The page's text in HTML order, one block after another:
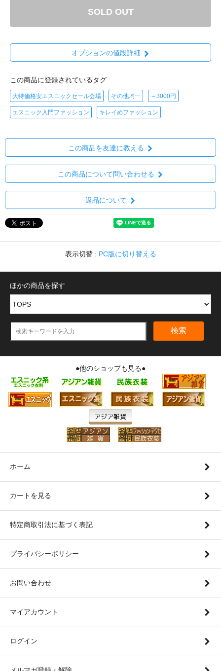
SOLD OUT
オプションの値段詳細
この商品に登録されているタグ
大特価格安エスニックセール会場 その他均一 ～3000円
エスニック入門ファッション キレイめファッション
この商品を友達に教える
この商品について問い合わせる
返品について
表示切替 : PC版に切り替える
ほかの商品を探す
検索
●他のショップも見る●
ホーム
カートを見る
特定商取引法に基づく表記
プライバシーポリシー
お問い合わせ
マイアカウント
ログイン